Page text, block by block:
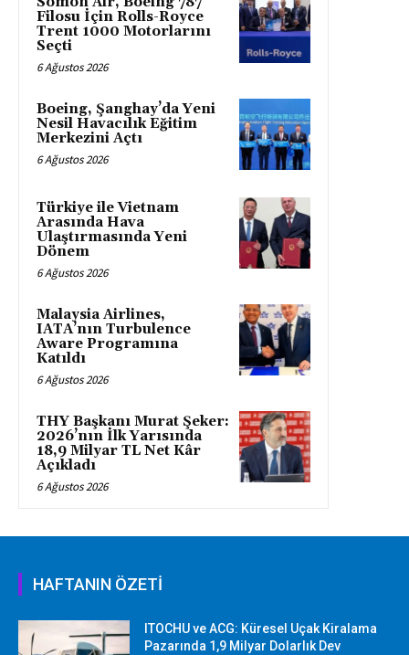
Filosu İçin Rolls-Royce
Trent 1000 Motorlarını
Seçti
6 Ağustos 2026
Boeing, Şanghay’da Yeni
Nesil Havacılık Eğitim
Merkezini Açtı
6 Ağustos 2026
Türkiye ile Vietnam
Arasında Hava
Ulaştırmasında Yeni
Dönem
6 Ağustos 2026
Malaysia Airlines,
IATA’nın Turbulence
Aware Programına
Katıldı
6 Ağustos 2026
THY Başkanı Murat Şeker:
2026’nın İlk Yarısında
18,9 Milyar TL Net Kâr
Açıkladı
6 Ağustos 2026
HAFTANIN ÖZETİ
ITOCHU ve ACG: Küresel Uçak Kiralama
Pazarında 1,9 Milyar Dolarlık Dev